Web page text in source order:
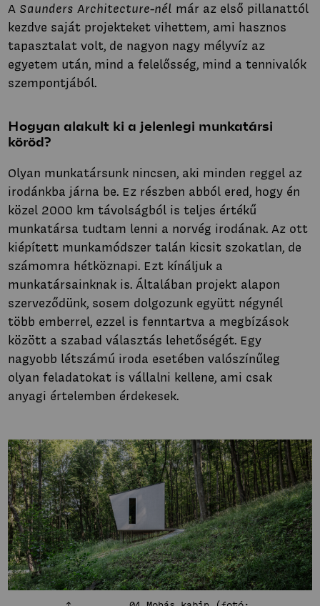
A Saunders Architecture-nél már az első pillanattól
kezdve saját projekteket vihettem, ami hasznos
tapasztalat volt, de nagyon nagy mélyvíz az
egyetem után, mind a felelősség, mind a tennivalók
szempontjából.
Hogyan alakult ki a jelenlegi munkatársi
köröd?
Olyan munkatársunk nincsen, aki minden reggel az
irodánkba járna be. Ez részben abból ered, hogy én
közel 2000 km távolságból is teljes értékű
munkatársa tudtam lenni a norvég irodának. Az ott
kiépített munkamódszer talán kicsit szokatlan, de
számomra hétköznapi. Ezt kínáljuk a
munkatársainknak is. Általában projekt alapon
szerveződünk, sosem dolgozunk együtt négynél
több emberrel, ezzel is fenntartva a megbízások
között a szabad választás lehetőségét. Egy
nagyobb létszámú iroda esetében valószínűleg
olyan feladatokat is vállalni kellene, ami csak
anyagi értelemben érdekesek.